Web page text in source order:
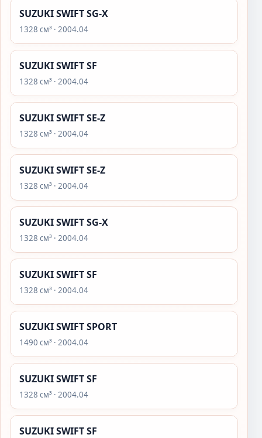
SUZUKI SWIFT SG-X
1328 см³ · 2004.04
SUZUKI SWIFT SF
1328 см³ · 2004.04
SUZUKI SWIFT SE-Z
1328 см³ · 2004.04
SUZUKI SWIFT SE-Z
1328 см³ · 2004.04
SUZUKI SWIFT SG-X
1328 см³ · 2004.04
SUZUKI SWIFT SF
1328 см³ · 2004.04
SUZUKI SWIFT SPORT
1490 см³ · 2004.04
SUZUKI SWIFT SF
1328 см³ · 2004.04
SUZUKI SWIFT SF